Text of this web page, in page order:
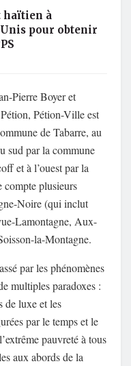
haïtien à
pour obtenir
Pierre Boyer et
Pétion-Ville est
de Tabarre, au
sud par la commune
et à l’ouest par la
compte plusieurs
Noire (qui inclut
Lamontagne, Aux-
la-Montagne.
par les phénomènes
multiples paradoxes :
de luxe et les
par le temps et le
pauvreté à tous
aux abords de la